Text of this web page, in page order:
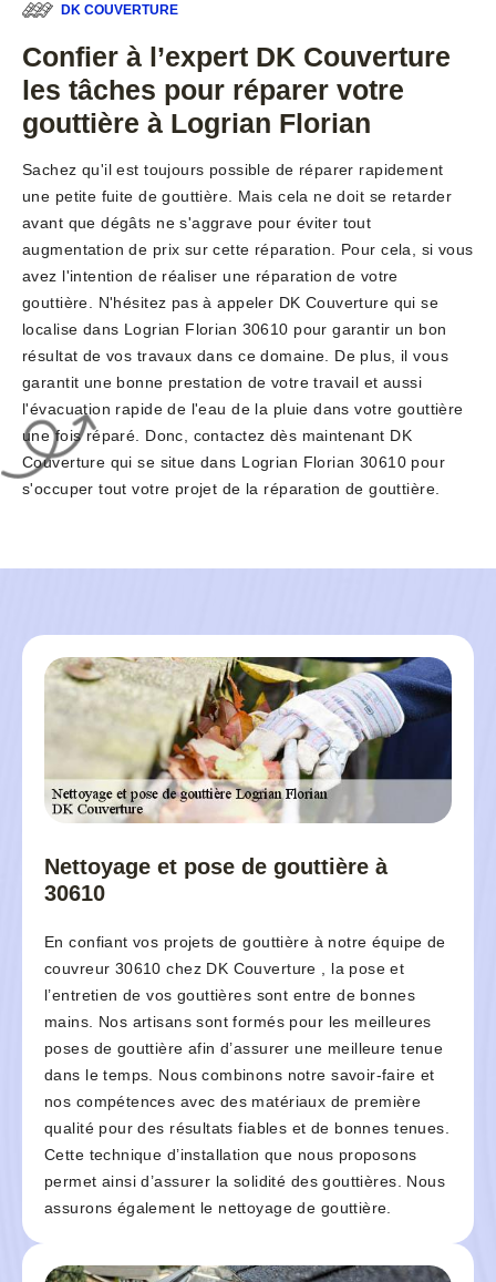
DK COUVERTURE
Confier à l’expert DK Couverture
les tâches pour réparer votre
gouttière à Logrian Florian
Sachez qu'il est toujours possible de réparer rapidement
une petite fuite de gouttière. Mais cela ne doit se retarder
avant que dégâts ne s'aggrave pour éviter tout
augmentation de prix sur cette réparation. Pour cela, si vous
avez l'intention de réaliser une réparation de votre
gouttière. N'hésitez pas à appeler DK Couverture qui se
localise dans Logrian Florian 30610 pour garantir un bon
résultat de vos travaux dans ce domaine. De plus, il vous
garantit une bonne prestation de votre travail et aussi
l'évacuation rapide de l'eau de la pluie dans votre gouttière
une fois réparé. Donc, contactez dès maintenant DK
Couverture qui se situe dans Logrian Florian 30610 pour
s'occuper tout votre projet de la réparation de gouttière.
Nettoyage et pose de gouttière à
30610
En confiant vos projets de gouttière à notre équipe de
couvreur 30610 chez DK Couverture , la pose et
l’entretien de vos gouttières sont entre de bonnes
mains. Nos artisans sont formés pour les meilleures
poses de gouttière afin d’assurer une meilleure tenue
dans le temps. Nous combinons notre savoir-faire et
nos compétences avec des matériaux de première
qualité pour des résultats fiables et de bonnes tenues.
Cette technique d’installation que nous proposons
permet ainsi d’assurer la solidité des gouttières. Nous
assurons également le nettoyage de gouttière.